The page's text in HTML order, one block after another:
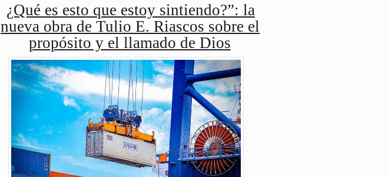
¿Qué es esto que estoy sintiendo?”: la
nueva obra de Tulio E. Riascos sobre el
propósito y el llamado de Dios